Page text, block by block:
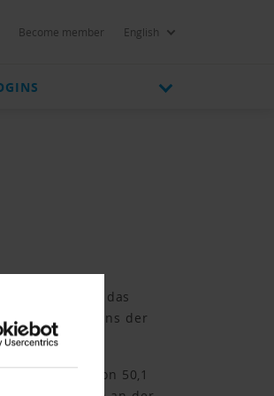
Become member English
insbesondere das
und seitens der
von 50,1